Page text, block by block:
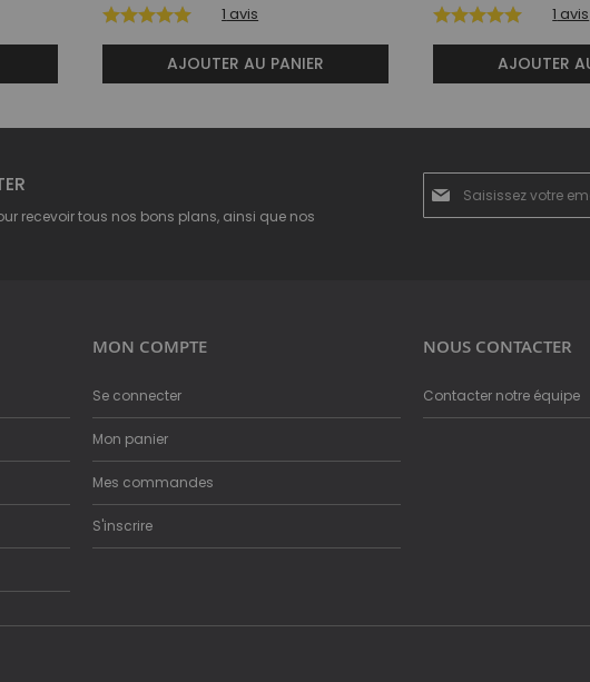
1 avis
AJOUTER AU PANIER
1 avis
AJOUTER
recevoir tous nos bons plans, ainsi que nos
notre
MON COMPTE
Se connecter
Mon panier
Mes commandes
S'inscrire
NOUS CONTACTER
Contacter notre équipe